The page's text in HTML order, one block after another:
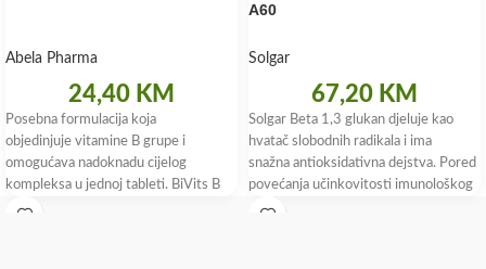
Abela Pharma
24,40 KM
Posebna formulacija koja
objedinjuje vitamine B grupe i
omogućava nadoknadu cijelog
kompleksa u jednoj tableti. BiVits B
complex sadrži aktivni oblik folne
A60
Solgar
67,20 KM
Solgar Beta 1,3 glukan djeluje kao
hvatač slobodnih radikala i ima
snažna antioksidativna dejstva. Pored
povećanja učinkovitosti imunološkog
sistema, povećava i broj